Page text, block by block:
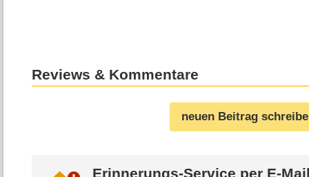
Reviews & Kommentare
neuen Beitrag
Erinnerungs-Service per E-